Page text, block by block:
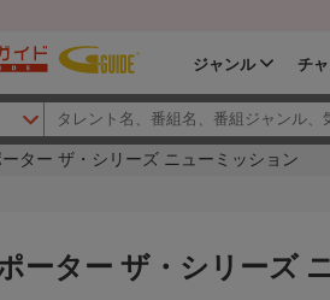
ジャンル チ
ーター ザ・シリーズ ニューミッション
ーター ザ・シリーズ